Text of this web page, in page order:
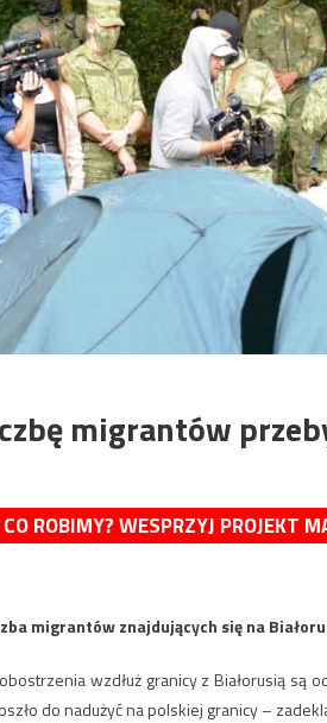
migrantów
ROBIMY? WESPRZYJ PROJEKT
migrantów znajdujących się na
wzdłuż granicy z Białorusią są
do nadużyć na polskiej granicy –